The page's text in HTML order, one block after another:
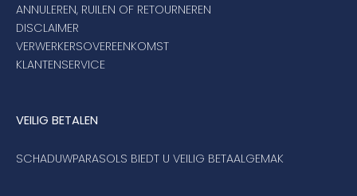
ANNULEREN, RUILEN OF RETOURNEREN
DISCLAIMER
VERWERKERSOVEREENKOMST
KLANTENSERVICE
VEILIG BETALEN
SCHADUWPARASOLS BIEDT U VEILIG BETAALGEMAK